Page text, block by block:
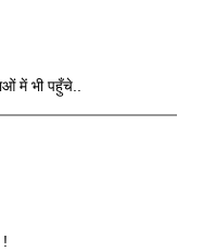
में भी पहुँचे..
!